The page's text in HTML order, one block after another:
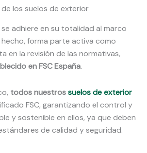
los suelos de exterior
se adhiere en su totalidad al marco
hecho, forma parte activa como
en la revisión de las normativas,
en FSC España.
todos nuestrossuelos de exterior
FSC, garantizando el control y
y sostenible en ellos, ya que deben
de calidad y seguridad.